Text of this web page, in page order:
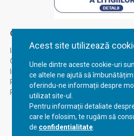
Acest site utilizează
Unele dintre aceste cookie-uri
ce altele ne ajută să
oferindu-ne informații despre
utilizat site-ul.
Pentru informații detaliate
care le folosim, te rugăm să
de confidențialitate
Contul Meu
Inregistrare
Contul meu
Istoric comenzi
Recuperare parola
Returnare produs